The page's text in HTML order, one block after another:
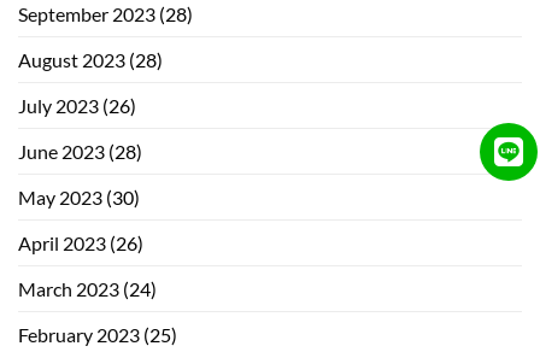
September 2023 (28)
August 2023 (28)
July 2023 (26)
June 2023 (28)
May 2023 (30)
April 2023 (26)
March 2023 (24)
February 2023 (25)